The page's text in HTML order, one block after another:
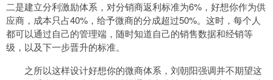
二是建立分利激励体系，对分销商返利标准为6%，好想你作为供
应商，成本只占40%，给予微商的分成超过50%。这时，每个人
都可以通过自己的管理端，随时知道自己的销售数据和经销等
级，以及下一步晋升的标准。
之所以这样设计好想你的微商体系，刘朝阳强调并不期望这